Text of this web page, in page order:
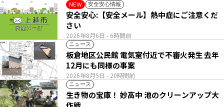
NEW 安全安心情報
2026年8月6日 - 6時間前
安全安心:【安全メール】熱中症にご注意くだ
さい
ニュース
2026年8月5日 - 20時間前
板倉地区公民館 電気室付近で不審火発生 去年
12月にも同様の事案
ニュース
生き物の宝庫！ 妙高中 池のクリーンアップ大